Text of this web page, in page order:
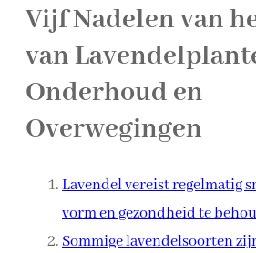
Vijf Nadelen van
van
Onderhoud en
Overwegingen
Lavendel vereist regelmatig
vorm en gezondheid te
Sommige lavendelsoorten